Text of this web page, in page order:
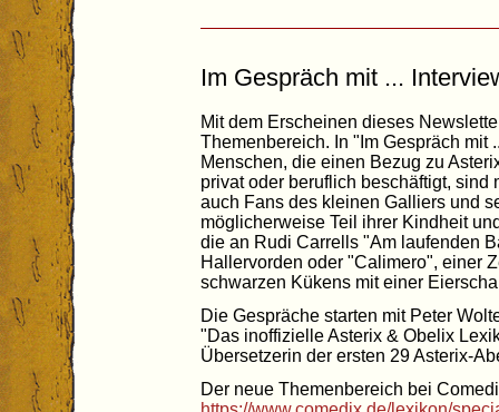
Im Gespräch mit ...
Mit dem Erscheinen dieses
Themenbereich. In "Im Gespräch mit
Menschen, die einen Bezug zu
privat oder beruflich beschäftigt, sind
auch Fans des kleinen Galliers und
möglicherweise Teil ihrer Kindheit
die an Rudi Carrells "Am laufenden
Hallervorden oder "Calimero", einer
schwarzen Kükens mit einer
Die Gespräche starten mit Peter
"Das inoffizielle Asterix & Obelix
Übersetzerin der ersten 29 Asterix-
Der neue Themenbereich bei